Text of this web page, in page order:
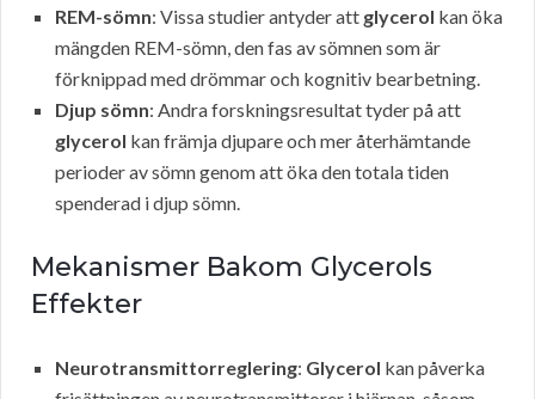
REM-sömn: Vissa studier antyder att glycerol kan öka
mängden REM-sömn, den fas av sömnen som är
förknippad med drömmar och kognitiv bearbetning.
Djup sömn: Andra forskningsresultat tyder på att
glycerol kan främja djupare och mer återhämtande
perioder av sömn genom att öka den totala tiden
spenderad i djup sömn.
Mekanismer Bakom Glycerols
Effekter
Neurotransmittorreglering: Glycerol kan påverka